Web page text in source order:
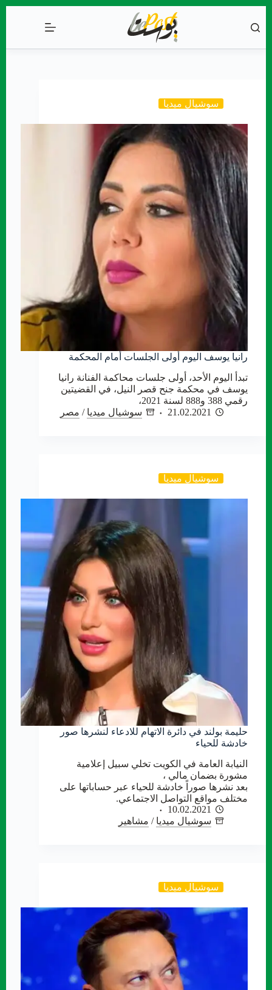
إلى
المحتوى
سوشيال ميديا
رانيا يوسف اليوم أولى الجلسات أمام المحكمة
تبدأ اليوم الأحد، أولى جلسات محاكمة الفنانة رانيا
يوسف في محكمة جنح قصر النيل، في القضيتين
رقمي 388 و888 لسنة 2021،
21.02.2021
سوشيال ميديا / مصر
سوشيال ميديا
حليمة بولند في دائرة الاتهام للادعاء لنشرها صور
خادشة للحياء
النيابة العامة في الكويت تخلي سبيل إعلامية
مشورة بضمان مالي ،
بعد نشرها صوراً خادشة للحياء عبر حساباتها على
مختلف مواقع التواصل الاجتماعي.
10.02.2021
سوشيال ميديا / مشاهير
سوشيال ميديا